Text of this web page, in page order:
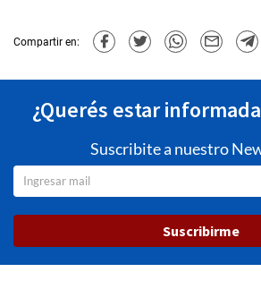
Compartir en:
¿Querés estar
Suscribite a nuestro
Suscribirme